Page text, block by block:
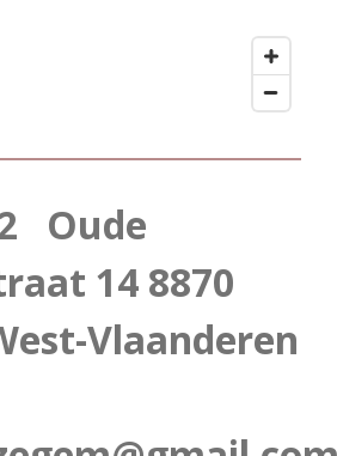
Oude
14 8870
Vlaanderen